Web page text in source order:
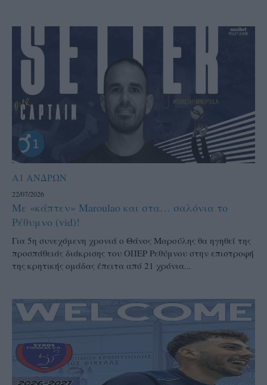
Α1 ΑΝΔΡΩΝ
22/07/2026
Με «κάπτεν» Maroulao και στα… σαλόνια το
Ρέθυμνο (vid)!
Για 5η συνεχόμενη χρονιά ο Θάνος Μαρούλης θα ηγηθεί της
προσπάθειάς διάκρισης του ΟΠΕΡ Ρεθύμνου στην επιστροφή
της κρητικής ομάδας έπειτα από 21 χρόνια...